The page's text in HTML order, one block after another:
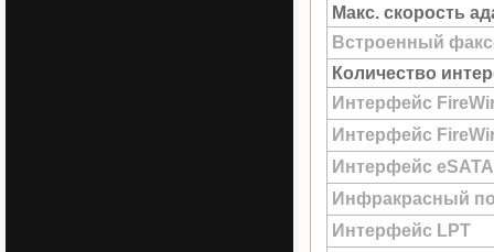
Макс. скорость
Встроенный
Количество
Интерфейс
Интерфейс
Интерфейс eSATA
Инфракрасный
Интерфейс LPT